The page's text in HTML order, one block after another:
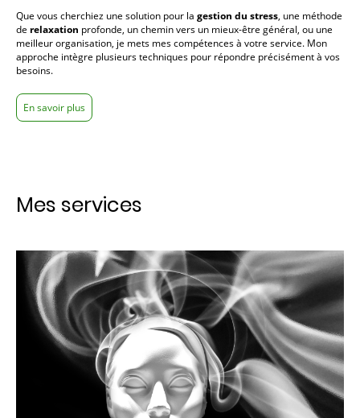
Que vous cherchiez une solution pour la gestion du stress, une méthode
de relaxation profonde, un chemin vers un mieux-être général, ou une
meilleur organisation, je mets mes compétences à votre service. Mon
approche intègre plusieurs techniques pour répondre précisément à vos
besoins.
En savoir plus
Mes services